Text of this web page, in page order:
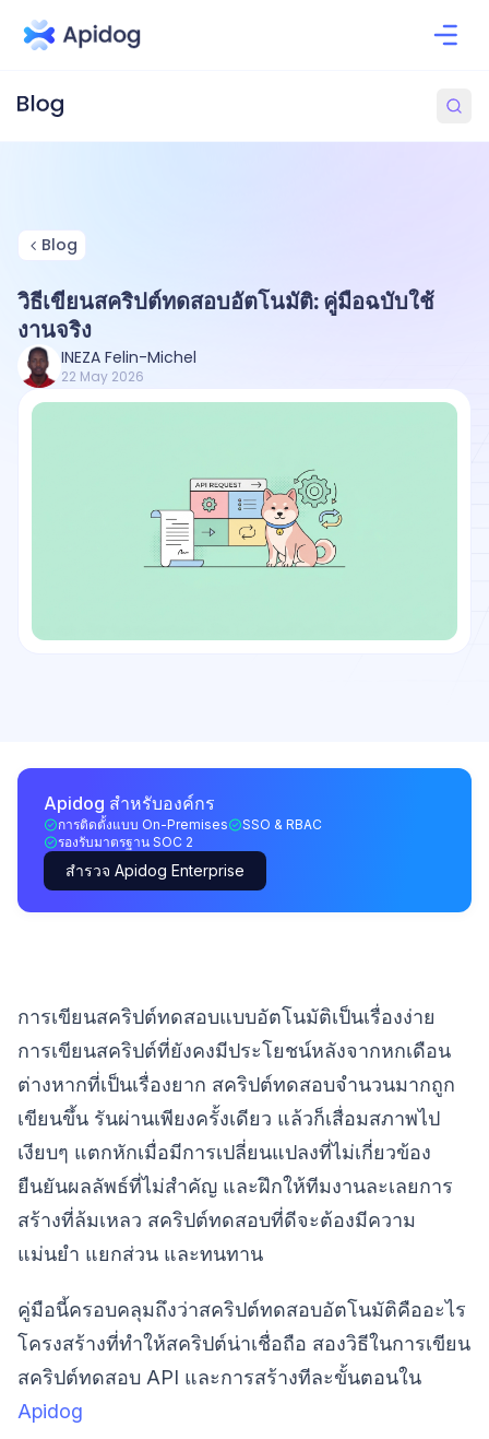
Blog
วิธีเขียนสคริปต์ทดสอบอัตโนมัติ: คู่มือฉบับใช้
งานจริง
INEZA Felin-Michel
22 May 2026
Apidog สำหรับองค์กร
การติดตั้งแบบ On-Premises
SSO & RBAC
รองรับมาตรฐาน SOC 2
สำรวจ Apidog Enterprise
การเขียนสคริปต์ทดสอบแบบอัตโนมัติเป็นเรื่องง่าย
การเขียนสคริปต์ที่ยังคงมีประโยชน์หลังจากหกเดือน
ต่างหากที่เป็นเรื่องยาก สคริปต์ทดสอบจำนวนมากถูก
เขียนขึ้น รันผ่านเพียงครั้งเดียว แล้วก็เสื่อมสภาพไป
เงียบๆ แตกหักเมื่อมีการเปลี่ยนแปลงที่ไม่เกี่ยวข้อง
ยืนยันผลลัพธ์ที่ไม่สำคัญ และฝึกให้ทีมงานละเลยการ
สร้างที่ล้มเหลว สคริปต์ทดสอบที่ดีจะต้องมีความ
แม่นยำ แยกส่วน และทนทาน
คู่มือนี้ครอบคลุมถึงว่าสคริปต์ทดสอบอัตโนมัติคืออะไร
โครงสร้างที่ทำให้สคริปต์น่าเชื่อถือ สองวิธีในการเขียน
สคริปต์ทดสอบ API และการสร้างทีละขั้นตอนใน
Apidog